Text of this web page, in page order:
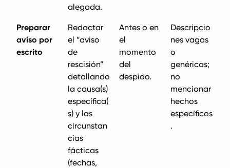
alegada.
Preparar
aviso por
escrito
Redactar
el “aviso
de
rescisión”
detallando
la causa(s)
específica(
s) y las
circunstan
cias
fácticas
(fechas,
Antes o en
el
momento
del
despido.
Descripcio
nes vagas
o
genéricas;
no
mencionar
hechos
específicos
.